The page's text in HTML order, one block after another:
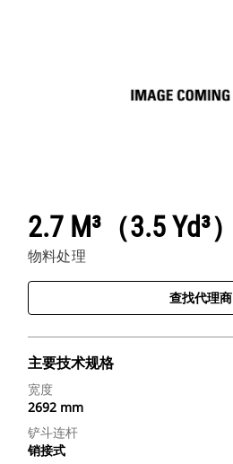
2.7 M³（3.5 Yd³）
物料处理
查找代理商
主要技术规格
宽度
2692 mm
铲斗连杆
销接式